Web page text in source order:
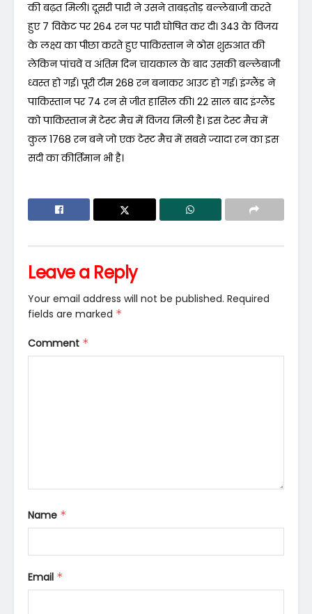
की बढ़त मिली। दूसरी पारी ने उसने ताबड़तोड़ बल्लेबाजी करते
हुए 7 विकेट पर 264 रन पर पारी घोषित कर दी। 343 के विजय
के लक्ष्य का पीछा करते हुए पाकिस्तान ने ठोस शुरुआत की
लेकिन पांचवें व अंतिम दिन चायकाल के बाद उसकी बल्लेबाजी
ध्वस्त हो गई। पूरी टीम 268 रन बनाकर आउट हो गई। इंग्लैंड ने
पाकिस्तान पर 74 रन से जीत हासिल की। 22 साल बाद इंग्लैंड
को पाकिस्तान में टेस्ट मैच में विजय मिली है। इस टेस्ट मैच में
कुल 1768 रन बने जो एक टेस्ट मैच में सबसे ज्यादा रन का इस
सदी का कीर्तिमान भी है।
Leave a Reply
Your email address will not be published. Required
fields are marked *
Comment *
Name *
Email *